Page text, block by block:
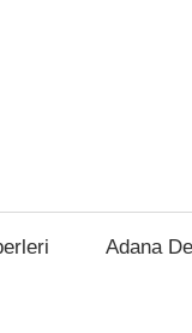
Adana